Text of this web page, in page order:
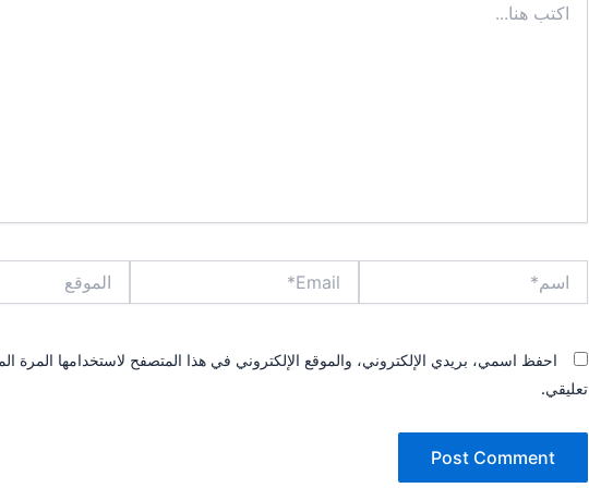
هنا...
احفظ اسمي، بريدي الإلكتروني، والموقع الإلكتروني في هذا المتصفح لاستخدامها المرة
تعليقي.